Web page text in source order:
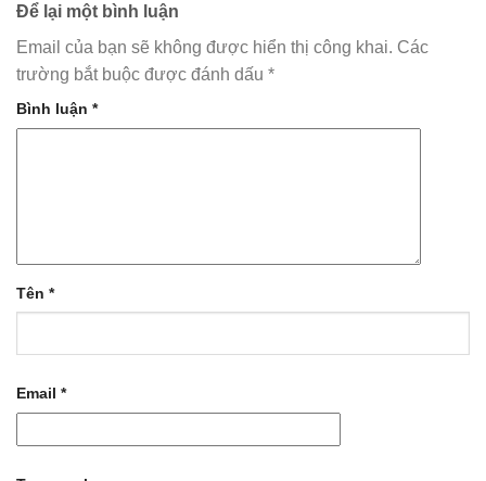
Để lại một bình luận
Email của bạn sẽ không được hiển thị công khai. Các
trường bắt buộc được đánh dấu *
Bình luận *
Tên *
Email *